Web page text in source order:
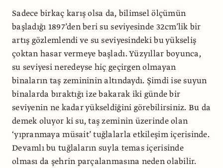
Sadece birkaç karış olsa da, bilimsel ölçümün
başladığı 1897’den beri su seviyesinde 32cm’lik bir
artış gözlemlendi ve su seviyesindeki bu yükseliş
çoktan hasar vermeye başladı. Yüzyıllar boyunca,
su seviyesi neredeyse hiç geçirgen olmayan
binaların taş zemininin altındaydı. Şimdi ise suyun
binalarda bıraktığı ize bakarak iki günde bir
seviyenin ne kadar yükseldiğini görebilirsiniz. Bu da
demek oluyor ki su, taş zeminin üzerinde olan
‘yıpranmaya müsait’ tuğlalarla etkileşim içerisinde.
Devamlı bu tuğlaların suyla temas içerisinde
olması da şehrin parçalanmasına neden olabilir.